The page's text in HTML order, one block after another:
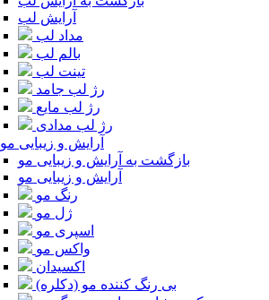
آرایش لب
مداد لب
بالم لب
تینت لب
رژ لب جامد
رژ لب مایع
رژ لب مدادی
آرایش و زیبایی مو
بازگشت به آرایش و زیبایی مو
آرایش و زیبایی مو
رنگ مو
ژل مو
اسپری مو
واکس مو
اکسیدان
بی رنگ کننده مو (دکلره)